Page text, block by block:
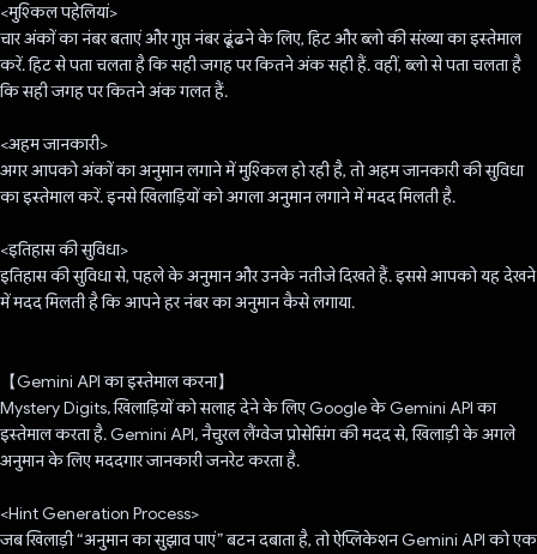
<मुश्किल पहेलियां>
चार अंकों का नंबर बताएं और गुप्त नंबर ढूंढने के लिए, हिट और ब्लो की संख्या का इस्तेमाल
करें. हिट से पता चलता है कि सही जगह पर कितने अंक सही हैं. वहीं, ब्लो से पता चलता है
कि सही जगह पर कितने अंक गलत हैं.
<अहम जानकारी>
अगर आपको अंकों का अनुमान लगाने में मुश्किल हो रही है, तो अहम जानकारी की सुविधा
का इस्तेमाल करें. इनसे खिलाड़ियों को अगला अनुमान लगाने में मदद मिलती है.
<इतिहास की सुविधा>
इतिहास की सुविधा से, पहले के अनुमान और उनके नतीजे दिखते हैं. इससे आपको यह देखने
में मदद मिलती है कि आपने हर नंबर का अनुमान कैसे लगाया.
【Gemini API का इस्तेमाल करना】
Mystery Digits, खिलाड़ियों को सलाह देने के लिए Google के Gemini API का
इस्तेमाल करता है. Gemini API, नैचुरल लैंग्वेज प्रोसेसिंग की मदद से, खिलाड़ी के अगले
अनुमान के लिए मददगार जानकारी जनरेट करता है.
<Hint Generation Process>
जब खिलाड़ी “अनुमान का सुझाव पाएं” बटन दबाता है, तो ऐप्लिकेशन Gemini API को एक